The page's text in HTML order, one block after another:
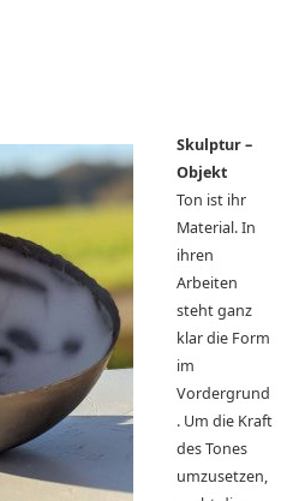
Skulptur –
Objekt
Ton ist ihr
Material. In
ihren
Arbeiten
steht ganz
klar die Form
im
Vordergrund
. Um die Kraft
des Tones
umzusetzen,